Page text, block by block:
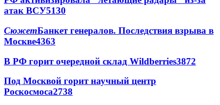
атак ВСУ5130
СюжетБанкет генералов. Последствия взрыва в
Москве4363
В РФ горит очередной склад Wildberries3872
Под Москвой горит научный центр
Роскосмоса2738